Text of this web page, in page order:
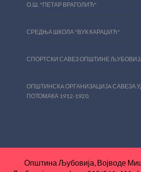
О.Ш. "ПЕТАР ВРАГОЛИЋ"
СРЕДЊА ШКОЛА "ВУК КАРАЏИЋ"
СПОРТСКИ САВЕЗ ОПШТИНЕ
ОПШТИНСКA ОРГАНИЗАЦИЈA САВЕЗА
ПОТОМАКА 1912-1920.
Општина Љубовија, Војводе